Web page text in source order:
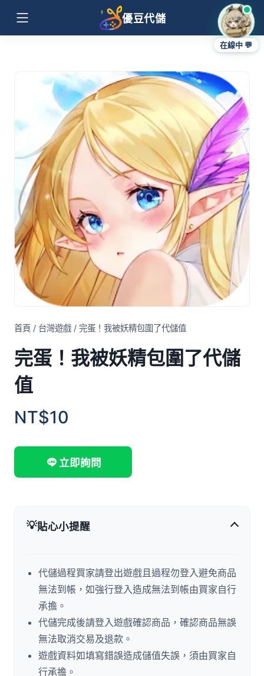
優豆代儲
首頁 / 台灣遊戲 / 完蛋！我被妖精包圍了代儲值
完蛋！我被妖精包圍了代儲
值
NT$10
立即詢問
💡貼心小提醒
代儲過程買家請登出遊戲且過程勿登入避免商品
無法到帳，如強行登入造成無法到帳由買家自行
承擔。
代儲完成後請登入遊戲確認商品，確認商品無誤
無法取消交易及退款。
遊戲資料如填寫錯誤造成儲值失誤，須由買家自
行承擔。
在線中 💬